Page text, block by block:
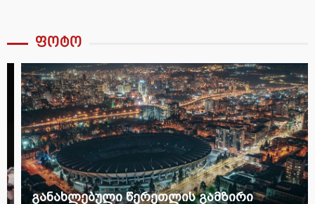
ფოტო
განახლებული წერეთლის გამზირი